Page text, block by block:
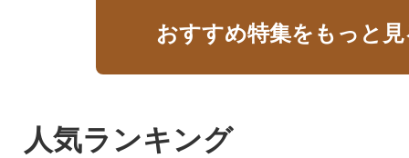
おすすめ特集をもっと
人気ランキング